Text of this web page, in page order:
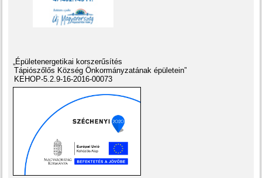
„Épületenergetikai korszerűsítés
Tápiószőlős Község Önkormányzatának épületein”
KEHOP-5.2.9-16-2016-00073